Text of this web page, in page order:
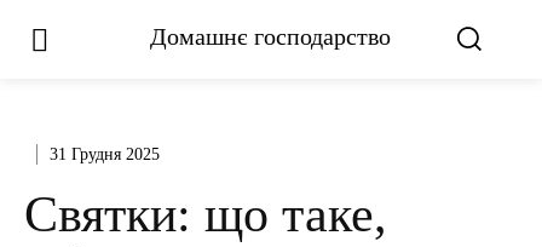
Домашнє господарство
31 Грудня 2025
Святки: що таке,